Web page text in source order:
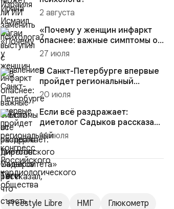
2 августа
«Почему у женщин инфаркт
опаснее: важные симптомы от
эксперта Пироговского У...
27 июля
В Санкт-Петербурге впервые
пройдет региональный
конгресс Российского
кардиол...
20 июля
Если всё раздражает:
диетолог Садыков рассказал,
что съесть для нервной сист...
14 июля
Теги
Freestyle Libre НМГ
Глюкометр